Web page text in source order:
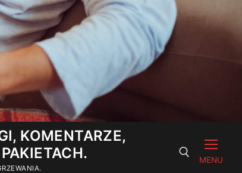
KOMENTARZE,
MENU